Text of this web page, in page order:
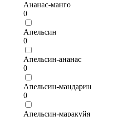
Ананас-манго
0
Апельсин
0
Апельсин-ананас
0
Апельсин-мандарин
0
Апельсин-маракуйя